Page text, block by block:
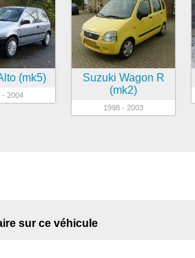
(mk5)
- 2004
Suzuki Wagon R
(mk2)
1998 - 2003
sur ce véhicule